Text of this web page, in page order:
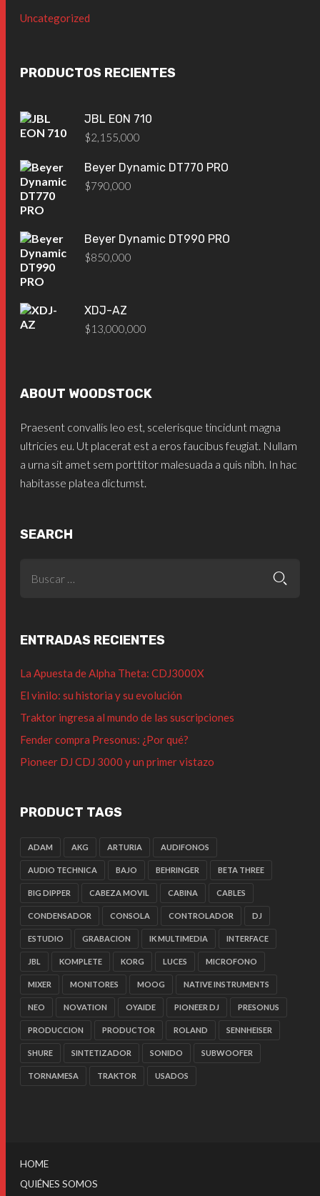
Uncategorized
PRODUCTOS RECIENTES
JBL EON 710
$2,155,000
Beyer Dynamic DT770 PRO
$790,000
Beyer Dynamic DT990 PRO
$850,000
XDJ-AZ
$13,000,000
ABOUT WOODSTOCK
Praesent convallis leo est, scelerisque tincidunt magna
ultricies eu. Ut placerat est a eros faucibus feugiat. Nullam
a urna sit amet sem porttitor malesuada a quis nibh. In hac
habitasse platea dictumst.
SEARCH
ENTRADAS RECIENTES
La Apuesta de Alpha Theta: CDJ3000X
El vinilo: su historia y su evolución
Traktor ingresa al mundo de las suscripciones
Fender compra Presonus: ¿Por qué?
Pioneer DJ CDJ 3000 y un primer vistazo
PRODUCT TAGS
ADAM AKG ARTURIA AUDIFONOS
AUDIO TECHNICA BAJO BEHRINGER BETA THREE
BIG DIPPER CABEZA MOVIL CABINA CABLES
CONDENSADOR CONSOLA CONTROLADOR DJ
ESTUDIO GRABACION IK MULTIMEDIA INTERFACE
JBL KOMPLETE KORG LUCES MICROFONO
MIXER MONITORES MOOG NATIVE INSTRUMENTS
NEO NOVATION OYAIDE PIONEER DJ PRESONUS
PRODUCCION PRODUCTOR ROLAND SENNHEISER
SHURE SINTETIZADOR SONIDO SUBWOOFER
TORNAMESA TRAKTOR USADOS
HOME
QUIÉNES SOMOS